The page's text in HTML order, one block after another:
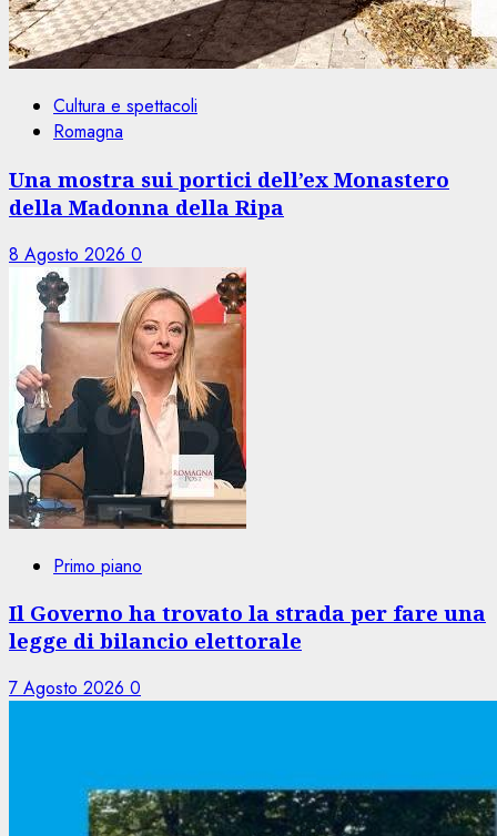
Cultura e spettacoli
Romagna
Una mostra sui portici dell’ex Monastero
della Madonna della Ripa
8 Agosto 2026 0
Primo piano
Il Governo ha trovato la strada per fare una
legge di bilancio elettorale
7 Agosto 2026 0